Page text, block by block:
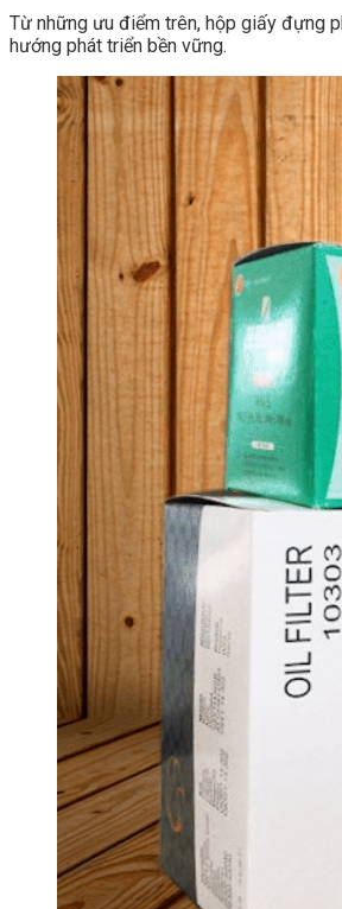
Từ những ưu điểm trên, hộp giấy đựng
hướng phát triển bền vững.